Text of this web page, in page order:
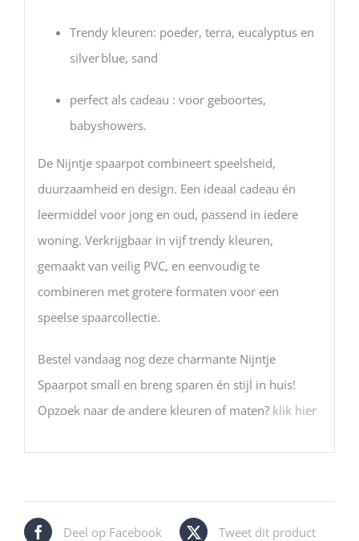
Trendy kleuren: poeder, terra, eucalyptus en
silver blue, sand
perfect als cadeau : voor geboortes,
babyshowers.
De Nijntje spaarpot combineert speelsheid,
duurzaamheid en design. Een ideaal cadeau én
leermiddel voor jong en oud, passend in iedere
woning. Verkrijgbaar in vijf trendy kleuren,
gemaakt van veilig PVC, en eenvoudig te
combineren met grotere formaten voor een
speelse spaarcollectie.
Bestel vandaag nog deze charmante Nijntje
Spaarpot small en breng sparen én stijl in huis!
Opzoek naar de andere kleuren of maten?klik hier
Deel op Facebook Tweet dit product